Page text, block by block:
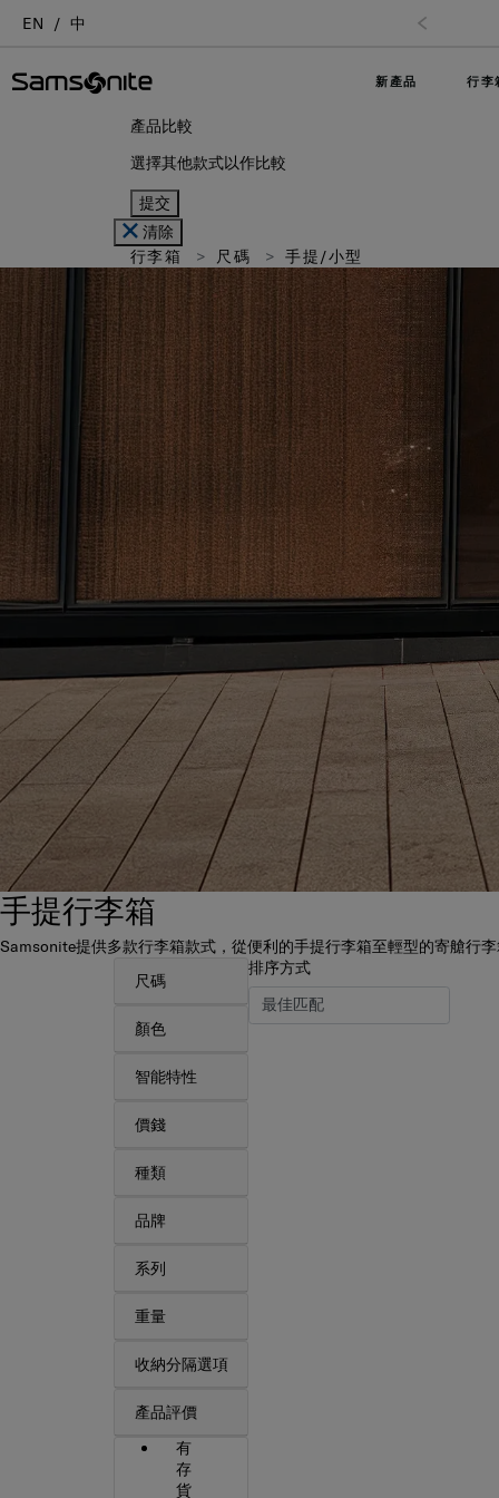
EN 中
新產品 行李
產品比較
選擇其他款式以作比較
提交
清除
行李箱
尺碼 手提/小型
手提行李箱
Samsonite提供多款行李箱款式，從便利的手提行李箱至輕型的寄艙行
尺碼
顏色
智能特性
價錢
種類
品牌
系列
重量
收納分隔選項
產品評價
有
存
貨
排序方式